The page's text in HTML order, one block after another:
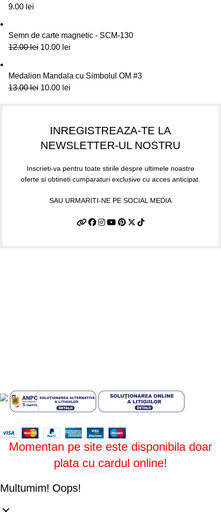
9.00 lei
Semn de carte magnetic - SCM-130
12.00lei 10.00 lei
Medalion Mandala cu Simbolul OM #3
13.00lei 10.00 lei
INREGISTREAZA-TE LA
NEWSLETTER-UL NOSTRU
Inscrieti-va pentru toate stirile despre ultimele noastre
oferte si obtineti cumparaturi exclusive cu acces anticipat.
SAU URMARITI-NE PE SOCIAL MEDIA
Momentan pe site este disponibila doar
plata cu cardul online!
Multumim! Oops!